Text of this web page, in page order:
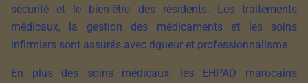
sécurité et le bien-être des résidents. Les traitements
médicaux, la gestion des médicaments et les soins
infirmiers sont assurés avec rigueur et professionnalisme.
En plus des soins médicaux, les EHPAD marocains